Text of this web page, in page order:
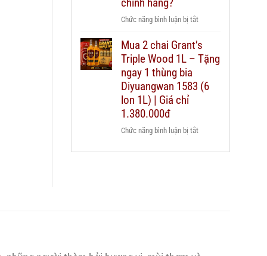
quà
biếu?
thật
–
hướng
chi
Chức năng bình luận bị tắtở
nên
mua
Chivas
25
duty
Mua 2 chai Grant’s
Triple Wood 1L – Tặng
ngay 1 thùng bia
Diyuangwan 1583 (6
lon 1L) | Giá chỉ
1.380.000đ
Chức năng bình luận bị tắtở
2